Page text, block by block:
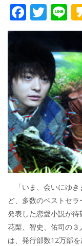
F
ac
b
o
o
k
T
w
itt
er
Li
n
e
「いま、会いにゆ
ど、多数のベストセ
発表した恋愛小説が
花梨、智史、佑司の
は、発行部数12万部